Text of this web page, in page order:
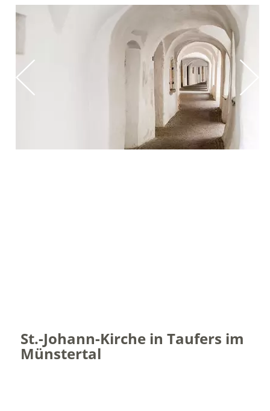
St.-Johann-Kirche in Taufers im
Münstertal